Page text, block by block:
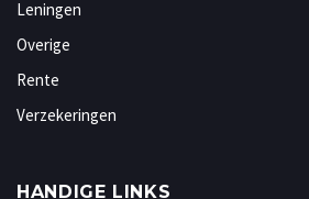
Leningen
Overige
Rente
Verzekeringen
HANDIGE LINKS